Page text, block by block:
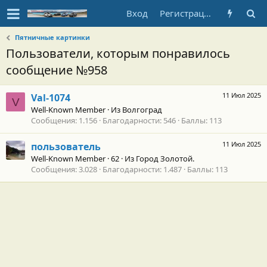
Вход Регистрация
Пятничные картинки
Пользователи, которым понравилось
сообщение №958
V
11 Июл 2025
Val-1074
Well-Known Member · Из Волгоград
Сообщения 1.156 Благодарности 546 Баллы 113
11 Июл 2025
пользователь
Well-Known Member ·62 · Из Город Золотой.
Сообщения 3.028 Благодарности 1.487 Баллы 113